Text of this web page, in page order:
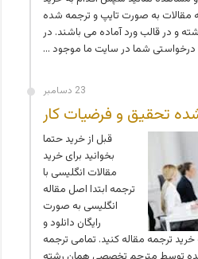
مقالات به صورت تایپ و ترجمه شده
و در قالب ورد آماده می باشند. در
درخواستی شما در سایت ما موجود …
23 دسامبر
تحقیق و فرضیات کار
قبل از خرید حتما
بخوانید برای خرید
مقالات انگلیسی با
ترجمه ابتدا اصل مقاله
انگلیسی به صورت
رایگان دانلود و
ترجمه مقاله کنید. تمامی ترجمه